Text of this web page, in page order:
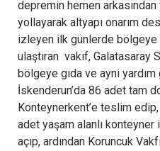
depremin hemen
yollayarak altyapı onarım
izleyen ilk günlerde bölgeye
ulaştıran vakıf,
bölgeye gıda ve ayni
İskenderun’da 86 adet tam
Konteynerkent’e teslim
adet yaşam alanlı
açıp, ardından Koruncuk